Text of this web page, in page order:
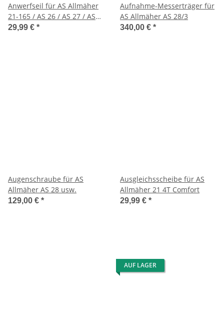
Anwerfseil für AS Allmäher
21-165 / AS 26 / AS 27 / AS
45 / AS 53/21 AH8/28-3 usw.
29,99 € *
Aufnahme-Messerträger für
AS Allmäher AS 28/3
340,00 € *
Augenschraube für AS
Allmäher AS 28 usw.
129,00 € *
Ausgleichsscheibe für AS
Allmäher 21 4T Comfort
29,99 € *
AUF LAGER